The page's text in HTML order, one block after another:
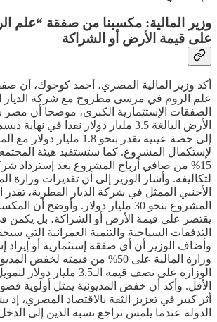
وزير المالية: مكسبنا من صفقة “علم
على قيمة الأرض أو الشراكة
أكد وزير المالية المصري، أحمد كوجوك، أن
علم الروم في مرسى مطروح مع شركة الديار
الصفقات الإستثمارية الكبرى، موضحا أن
الأرض البالغة 3.5 مليار دولار نقدا في
إلى حصة عينية تقدر بنحو 1.8
لإستكمال المشروع. كما ستستفيد هيئة
15% من صافي أرباح المشروع بعد إسترداد
لتكاليفه. وأشار الوزير إلى أن تقديرات وزارة
الأجنبي الممثل في شركة الديار القطرية،
المشروع بنحو 30 مليار دولار. وأوضح أن
يقتصر على قيمة الأرض أو الشراكة، بل يكمن
التدفقات السياحية والتنمية العمرانية التي
وأضاف الوزير أن أي صفقة إستثمارية أو
وزارة المالية على 50% من قيمته
الوزارة على نصف قيمة الـ3.5
الأقل. وأكد أن خفض المديونية يمثل أولوية
أثر كبير في تعزيز الثقة بالاقتصاد المصري، إذ
الدولة عندما يلمس تراجع نسبة الدين إلى